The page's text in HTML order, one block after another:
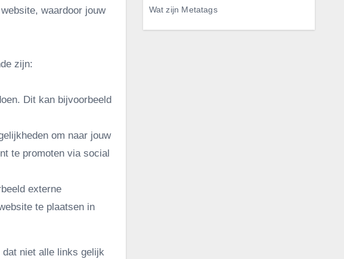
waardoor jouw
zijn:
Dit kan bijvoorbeeld
om naar jouw
te promoten via social
externe
te plaatsen in
niet alle links gelijk
Wat zijn Metatags